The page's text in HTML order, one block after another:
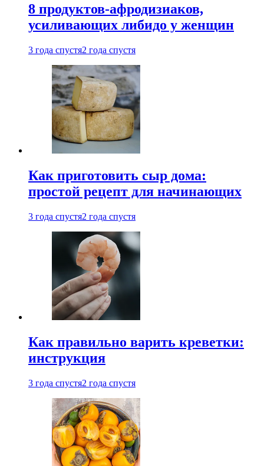
8 продуктов-афродизиаков,
усиливающих либидо у женщин
3 года спустя2 года спустя
Как приготовить сыр дома:
простой рецепт для начинающих
3 года спустя2 года спустя
Как правильно варить креветки:
инструкция
3 года спустя2 года спустя